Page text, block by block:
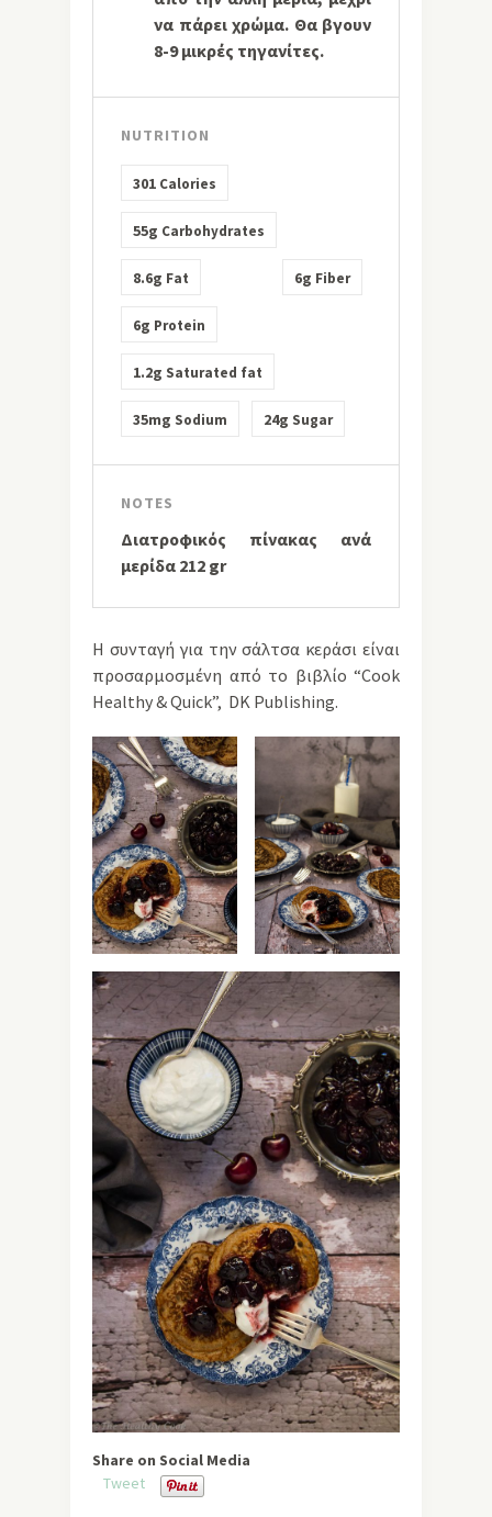
να πάρει χρώμα. Θα βγουν
8-9 μικρές τηγανίτες.
NUTRITION
301 Calories
55g Carbohydrates
8.6g Fat 6g Fiber
6g Protein
1.2g Saturated fat
35mg Sodium 24g Sugar
NOTES
Διατροφικός πίνακας ανά
μερίδα 212 gr
Η συνταγή για την σάλτσα κεράσι είναι
προσαρμοσμένη από το βιβλίο “Cook
Healthy & Quick”, DK Publishing.
Share on Social Media
Tweet